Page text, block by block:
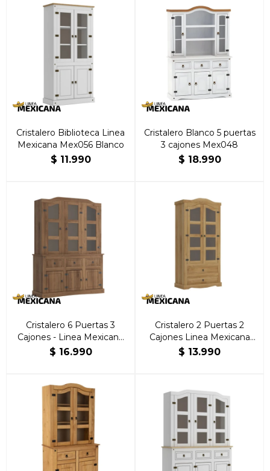
Cristalero Biblioteca Linea
Mexicana Mex056 Blanco
$ 11.990
Cristalero Blanco 5 puertas
3 cajones Mex048
$ 18.990
Cristalero 6 Puertas 3
Cajones - Linea Mexicana
Nogal
$ 16.990
Cristalero 2 Puertas 2
Cajones Linea Mexicana
Natural
$ 13.990